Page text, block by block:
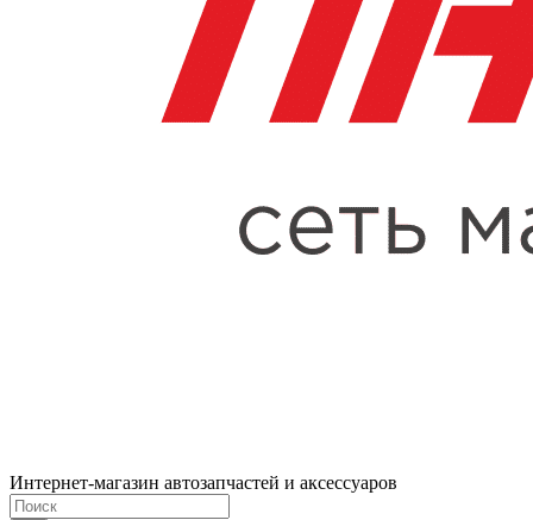
Интернет-магазин автозапчастей и аксессуаров